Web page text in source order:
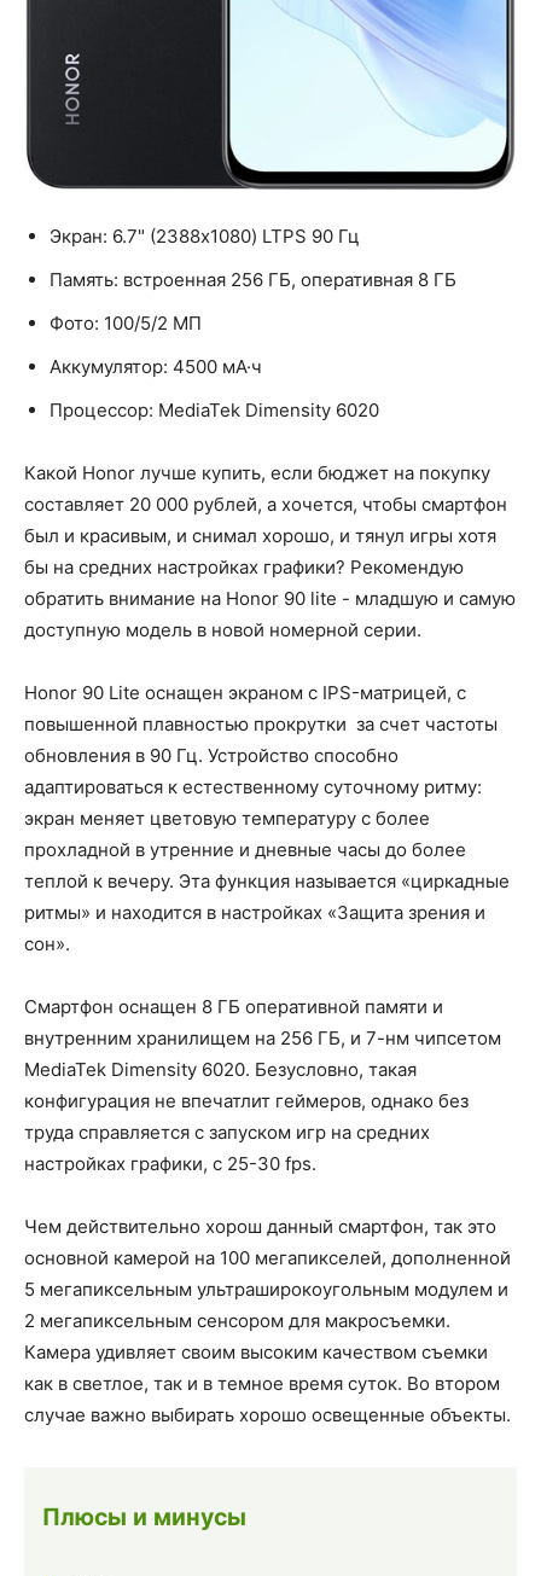
Экран: 6.7" (2388x1080) LTPS 90 Гц
Память: встроенная 256 ГБ, оперативная 8 ГБ
Фото: 100/5/2 МП
Аккумулятор: 4500 мА·ч
Процессор: MediaTek Dimensity 6020
Какой Honor лучше купить, если бюджет на покупку
составляет 20 000 рублей, а хочется, чтобы смартфон
был и красивым, и снимал хорошо, и тянул игры хотя
бы на средних настройках графики? Рекомендую
обратить внимание на Honor 90 lite - младшую и самую
доступную модель в новой номерной серии.
Honor 90 Lite оснащен экраном с IPS-матрицей, с
повышенной плавностью прокрутки за счет частоты
обновления в 90 Гц. Устройство способно
адаптироваться к естественному суточному ритму:
экран меняет цветовую температуру с более
прохладной в утренние и дневные часы до более
теплой к вечеру. Эта функция называется «циркадные
ритмы» и находится в настройках «Защита зрения и
сон».
Смартфон оснащен 8 ГБ оперативной памяти и
внутренним хранилищем на 256 ГБ, и 7-нм чипсетом
MediaTek Dimensity 6020. Безусловно, такая
конфигурация не впечатлит геймеров, однако без
труда справляется с запуском игр на средних
настройках графики, с 25-30 fps.
Чем действительно хорош данный смартфон, так это
основной камерой на 100 мегапикселей, дополненной
5 мегапиксельным ультраширокоугольным модулем и
2 мегапиксельным сенсором для макросъемки.
Камера удивляет своим высоким качеством съемки
как в светлое, так и в темное время суток. Во втором
случае важно выбирать хорошо освещенные объекты.
Плюсы и минусы